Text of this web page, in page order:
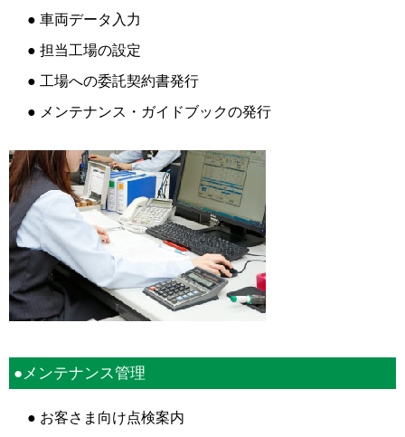
● 車両データ入力
● 担当工場の設定
● 工場への委託契約書発行
● メンテナンス・ガイドブックの発行
●メンテナンス管理
● お客さま向け点検案内